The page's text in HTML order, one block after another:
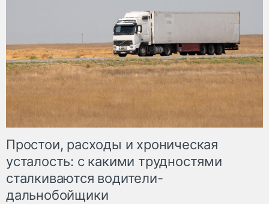
Простои, расходы и хроническая
усталость: с какими трудностями
сталкиваются водители-
дальнобойщики